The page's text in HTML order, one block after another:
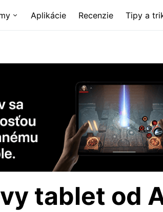
Aplikácie Recenzie Tipy a
tablet od